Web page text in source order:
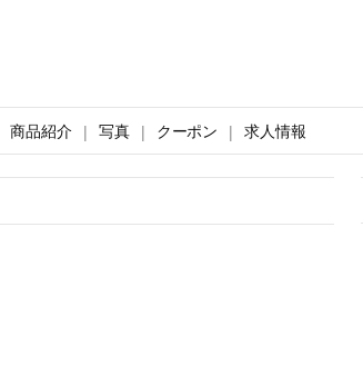
商品紹介 写真 クーポン 求人情報